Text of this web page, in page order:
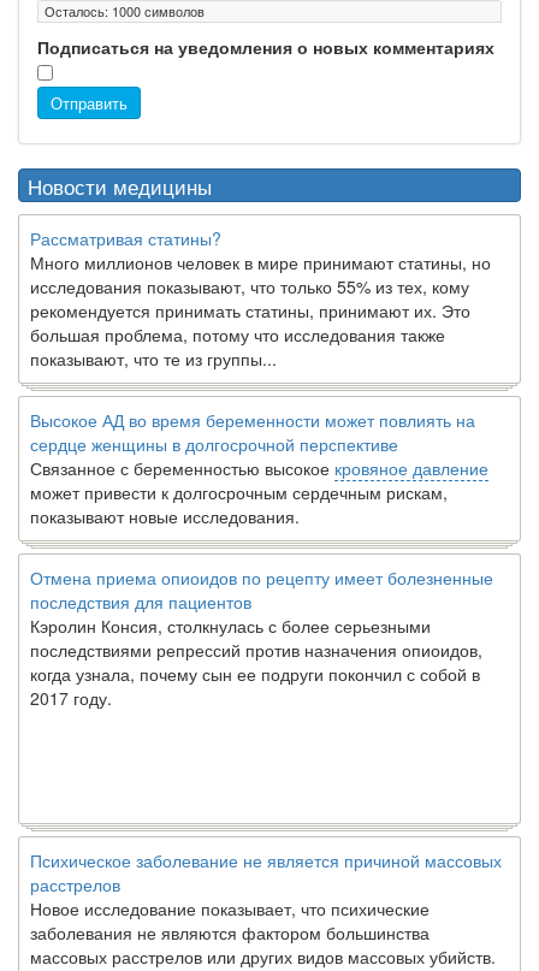
Осталось: 1000символов
Подписаться на уведомления о новых комментариях
Отправить
Новости медицины
Рассматривая статины?
Много миллионов человек в мире принимают статины, но
исследования показывают, что только 55% из тех, кому
рекомендуется принимать статины, принимают их. Это
большая проблема, потому что исследования также
показывают, что те из группы...
Высокое АД во время беременности может повлиять на
сердце женщины в долгосрочной перспективе
Связанное с беременностью высокое кровяное давление
может привести к долгосрочным сердечным рискам,
показывают новые исследования.
Отмена приема опиоидов по рецепту имеет болезненные
последствия для пациентов
Кэролин Консия, столкнулась с более серьезными
последствиями репрессий против назначения опиоидов,
когда узнала, почему сын ее подруги покончил с собой в
2017 году.
Психическое заболевание не является причиной массовых
расстрелов
Новое исследование показывает, что психические
заболевания не являются фактором большинства
массовых расстрелов или других видов массовых убийств.